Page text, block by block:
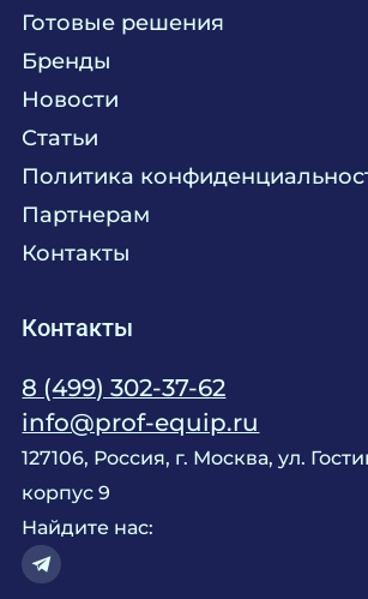
Текстиль
Химия
Мебель
Комплексное оснащение
Сервисное обслуживание
Консалтинг
Технологическое
Продажа оборудования
Монтажные и
Готовые решения
Бренды
Новости
Статьи
Политика
Партнерам
Контакты
Контакты
8 (499) 302-37-62
info@prof-equip.ru
127106, Россия, г. Москва, ул.
корпус 9
Найдите нас: